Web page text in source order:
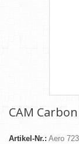
CAM
Artikel-Nr.: Aero